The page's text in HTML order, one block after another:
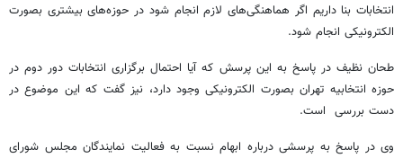
انتخابات بنا داریم اگر هماهنگی‌های لازم انجام شود در حوزه‌های بیشتری بصورت
الکترونیکی انجام شود.
طحان نظیف در پاسخ به این پرسش که آیا احتمال برگزاری انتخابات دور دوم در
حوزه انتخابیه تهران بصورت الکترونیکی وجود دارد، نیز گفت که این موضوع در
دست بررسی است.
وی در پاسخ به پرسشی درباره ابهام نسبت به فعالیت نمایندگان مجلس شورای